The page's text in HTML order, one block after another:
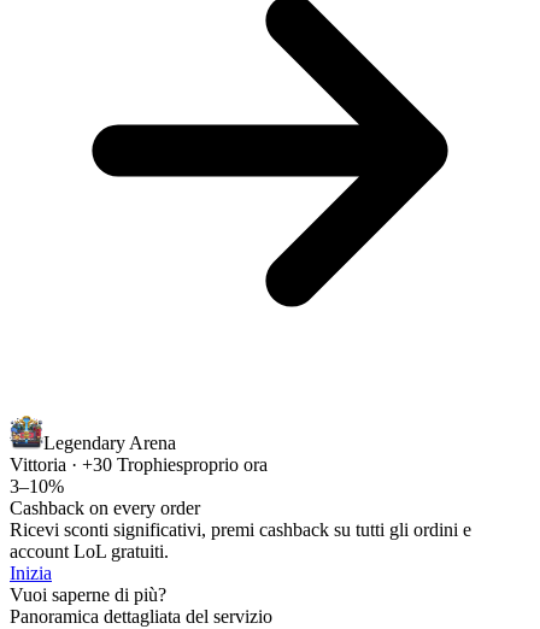
Legendary Arena
Vittoria · +30 Trophiesproprio ora
3–10%
Cashback on every order
Ricevi sconti significativi, premi cashback su tutti gli ordini e
account LoL gratuiti.
Inizia
Vuoi saperne di più?
Panoramica dettagliata del servizio